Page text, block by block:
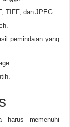
TIFF, dan JPEG.
pemindaian yang
harus memenuhi